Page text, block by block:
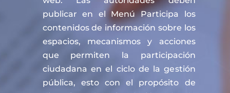
publicar en el Menú Participa los
contenidos de información sobre los
espacios, mecanismos y acciones
que permiten la participación
ciudadana en el ciclo de la gestión
pública, esto con el propósito de